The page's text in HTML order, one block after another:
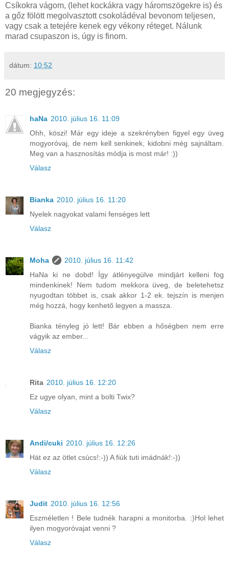
Csíkokra vágom, (lehet kockákra vagy háromszögekre is) és
a gőz fölött megolvasztott csokoládéval bevonom teljesen,
vagy csak a tetejére kenek egy vékony réteget. Nálunk
marad csupaszon is, úgy is finom.
dátum: 10:52
20 megjegyzés:
haNa 2010. július 16. 11:09
Ohh, köszi! Már egy ideje a szekrényben figyel egy üveg
mogyoróvaj, de nem kell senkinek, kidobni még sajnáltam.
Meg van a hasznosítás módja is most már! :))
Válasz
Bianka 2010. július 16. 11:20
Nyelek nagyokat valami fenséges lett
Válasz
Moha
2010. július 16. 11:42
HaNa ki ne dobd! Így átlényegülve mindjárt kelleni fog
mindenkinek! Nem tudom mekkora üveg, de beletehetsz
nyugodtan többet is, csak akkor 1-2 ek. tejszín is menjen
még hozzá, hogy kenhető legyen a massza.
Bianka tényleg jó lett! Bár ebben a hőségben nem erre
vágyik az ember...
Válasz
Rita 2010. július 16. 12:20
Ez ugye olyan, mint a bolti Twix?
Válasz
Andi/cuki 2010. július 16. 12:26
Hát ez az ötlet csúcs!:-)) A fiúk tuti imádnák!:-))
Válasz
Judit 2010. július 16. 12:56
Eszméletlen ! Bele tudnék harapni a monitorba. :)Hol lehet
ilyen mogyoróvajat venni ?
Válasz